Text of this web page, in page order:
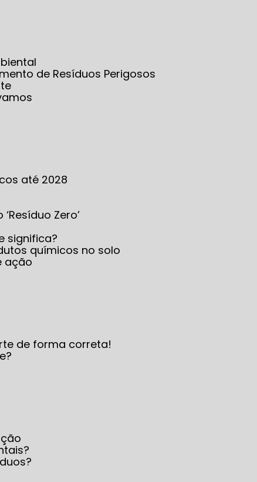
de Resíduos Perigosos
até 2028
‘Resíduo Zero’
significa?
químicos no solo
ação
de forma correta!